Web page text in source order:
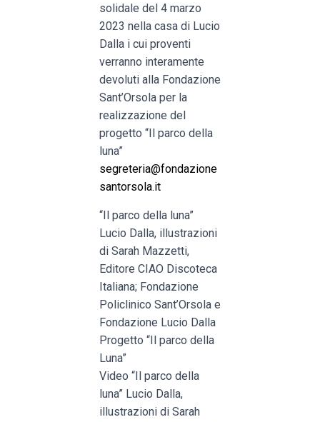
solidale del 4 marzo
2023 nella casa di Lucio
Dalla i cui proventi
verranno interamente
devoluti alla Fondazione
Sant’Orsola per la
realizzazione del
progetto “Il parco della
luna”
segreteria@fondazione
santorsola.it
“Il parco della luna”
Lucio Dalla, illustrazioni
di Sarah Mazzetti,
Editore CIAO Discoteca
Italiana; Fondazione
Policlinico Sant’Orsola e
Fondazione Lucio Dalla
Progetto “Il parco della
Luna”
Video “Il parco della
luna” Lucio Dalla,
illustrazioni di Sarah